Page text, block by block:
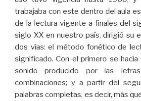
trabajaba con este dentro del aula
de la lectura vigente a finales del
siglo XX en nuestro país, dirigió su
dos vías: el método fonético de
significado. Con el primero se
sonido producido por las
combinaciones; y a partir del
palabras completas, es decir, más